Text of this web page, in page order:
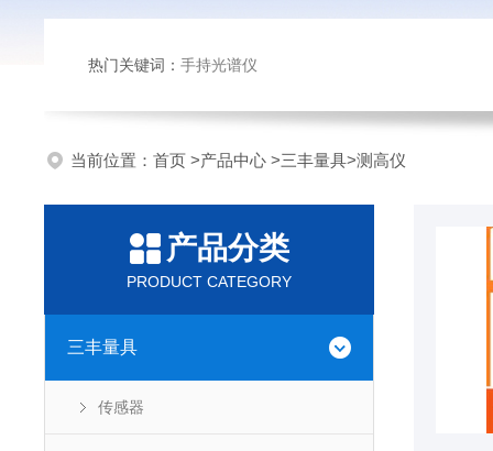
热门关键词： 手持光谱仪
当前位置： 首页 >产品中心 >三丰量具>测高仪
产品分类
PRODUCT CATEGORY
三丰量具
传感器